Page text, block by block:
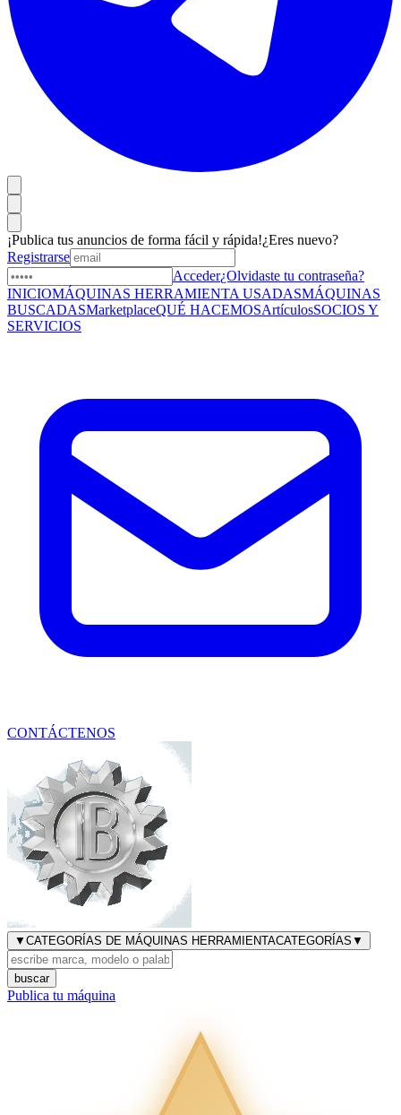
¡Publica tus anuncios de forma fácil y rápida!¿Eres nuevo?
Registrarse
Acceder¿Olvidaste tu contraseña?
INICIOMÁQUINAS HERRAMIENTA USADASMÁQUINAS
BUSCADASMarketplaceQUÉ HACEMOSArtículosSOCIOS Y
SERVICIOS
CONTÁCTENOS
▼ CATEGORÍAS DE MÁQUINAS HERRAMIENTACATEGORÍAS ▼
buscar
Publica tu máquina